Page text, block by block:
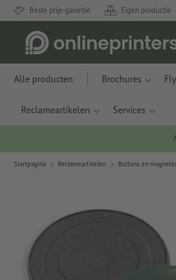
Beste prijs-garantie Eigen productie
Alle producten Brochures
Reclameartikelen Services
Startpagina Reclameartikelen Buttons en